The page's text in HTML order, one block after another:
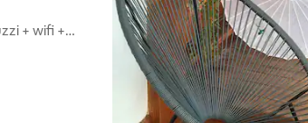
+ wifi +